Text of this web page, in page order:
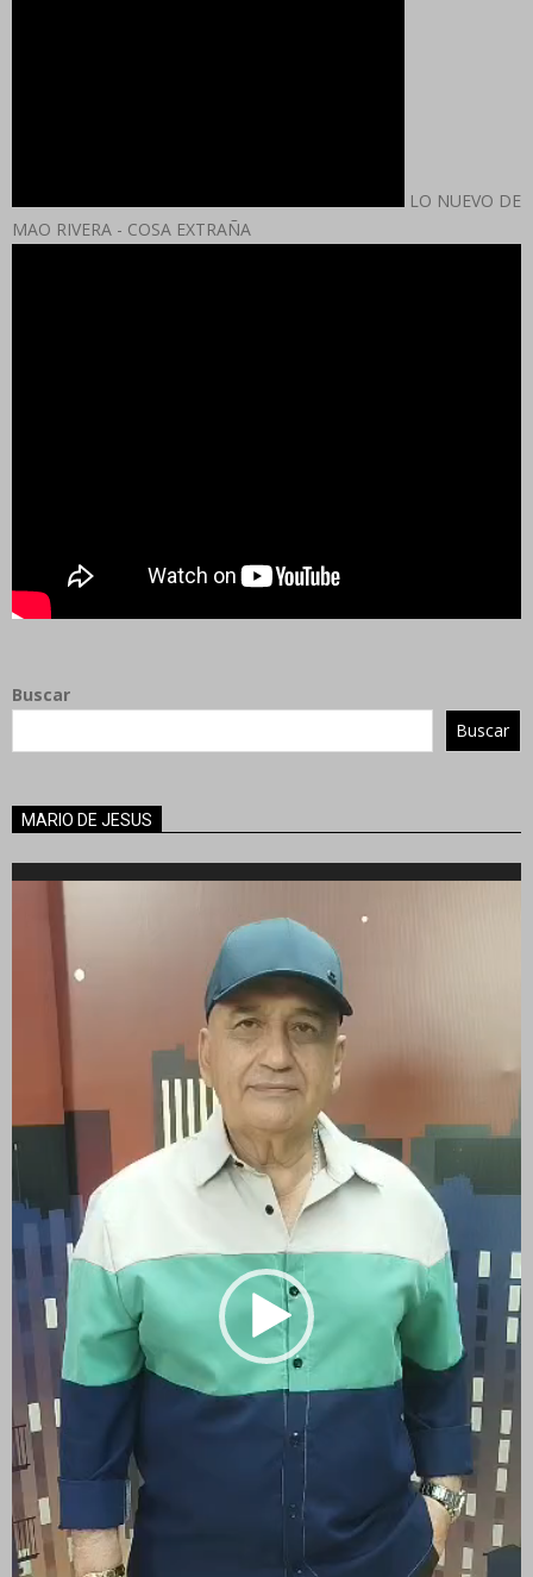
LO NUEVO DE
MAO RIVERA - COSA EXTRAÑA
Buscar
Buscar
MARIO DE JESUS
Reproductor